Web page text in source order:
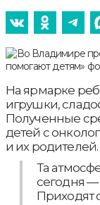
На ярмарке
игрушки,
Полученные
детей с
и их родителей.
Та
сегодня —
Приходят